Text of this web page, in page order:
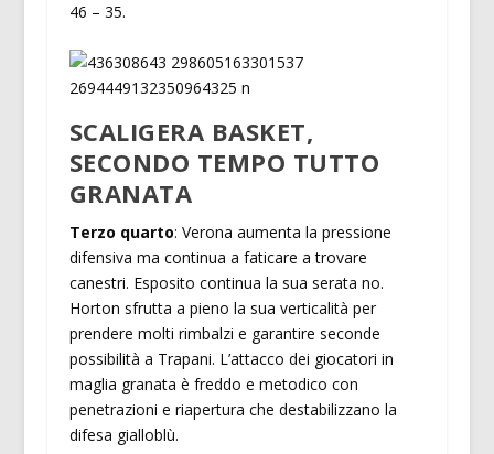
46 – 35.
SCALIGERA BASKET,
SECONDO TEMPO TUTTO
GRANATA
Terzo quarto: Verona aumenta la pressione
difensiva ma continua a faticare a trovare
canestri. Esposito continua la sua serata no.
Horton sfrutta a pieno la sua verticalità per
prendere molti rimbalzi e garantire seconde
possibilità a Trapani. L’attacco dei giocatori in
maglia granata è freddo e metodico con
penetrazioni e riapertura che destabilizzano la
difesa gialloblù.